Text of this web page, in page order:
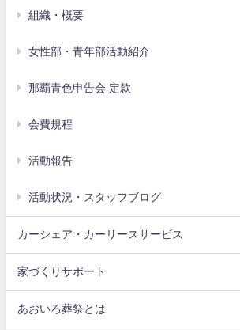
組織・概要
女性部・青年部活動紹介
那覇青色申告会 定款
会費規程
活動報告
活動状況・スタッフブログ
カーシェア・カーリースサービス
家づくりサポート
あおいろ葬祭とは